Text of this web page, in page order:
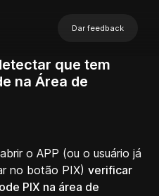
Dar feedback
que tem
na Área de
o APP (ou o usuário já
no botão PIX) verificar
PIX na área de